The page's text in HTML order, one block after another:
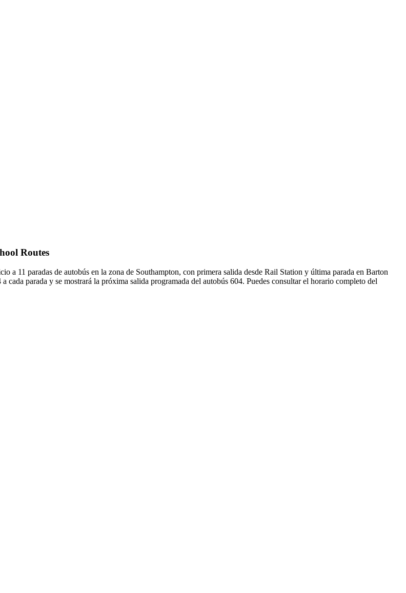
Routes
a 11 paradas de autobús en la zona de Southampton, con primera salida desde Rail Station y última parada en Barton
parada y se mostrará la próxima salida programada del autobús 604. Puedes consultar el horario completo del